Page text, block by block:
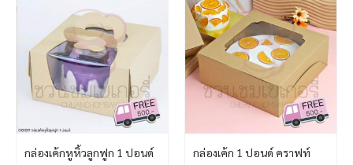
กล่องเค้กหูหิ้วลูกฟูก 1 ปอนด์ กล่องเค้ก 1 ปอนด์ คราฟท์